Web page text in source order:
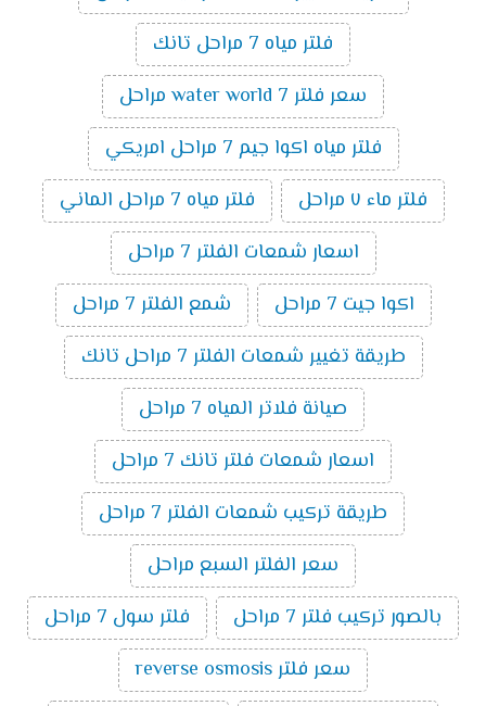
فلتر مياه 7 مراحل تانك
سعر فلتر water world 7 مراحل
فلتر مياه اكوا جيم 7 مراحل امريكي
فلتر ماء ٧ مراحل
فلتر مياه 7 مراحل الماني
اسعار شمعات الفلتر 7 مراحل
اكوا جيت 7 مراحل
شمع الفلتر 7 مراحل
طريقة تغيير شمعات الفلتر 7 مراحل تانك
صيانة فلاتر المياه 7 مراحل
اسعار شمعات فلتر تانك 7 مراحل
طريقة تركيب شمعات الفلتر 7 مراحل
سعر الفلتر السبع مراحل
بالصور تركيب فلتر 7 مراحل
فلتر سول 7 مراحل
سعر فلتر reverse osmosis